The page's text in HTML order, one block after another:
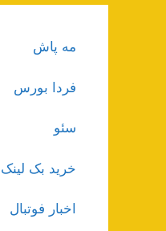
مه پاش
فردا بورس
سئو
خرید بک لینک
اخبار فوتبال